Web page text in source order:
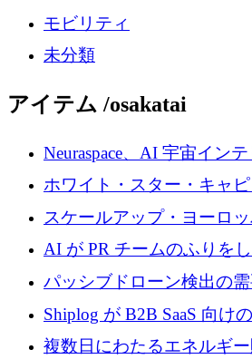
モビリティ
未分類
アイテム /osakatai
Neuraspace、AI 宇宙イン
トフォームの拡大に
ホワイト・スター・キャ
タートアップをシリーズA
ために2億5,000万ドルの
スケールアップ・ヨーロ
の投資を行い、Iceeyeの10
を共同主導
AI が PR チームのふりを
ります
パッシブドローン検出の需
Monava が資金調達ラウン
Shiplog が B2B SaaS 向け
ジェンスを構築するために
複数日にわたるエネルギ